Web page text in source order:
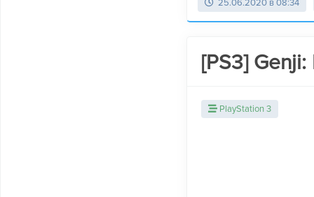
25.06.2020 в 08:34
[PS3]
PlayStation 3